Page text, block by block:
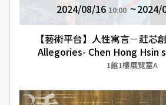
2024/08/16 10:00 2024/
【藝術平台】人性寓言－葒芯
Allegories- Chen Hong Hsin
1館1樓展覽室A